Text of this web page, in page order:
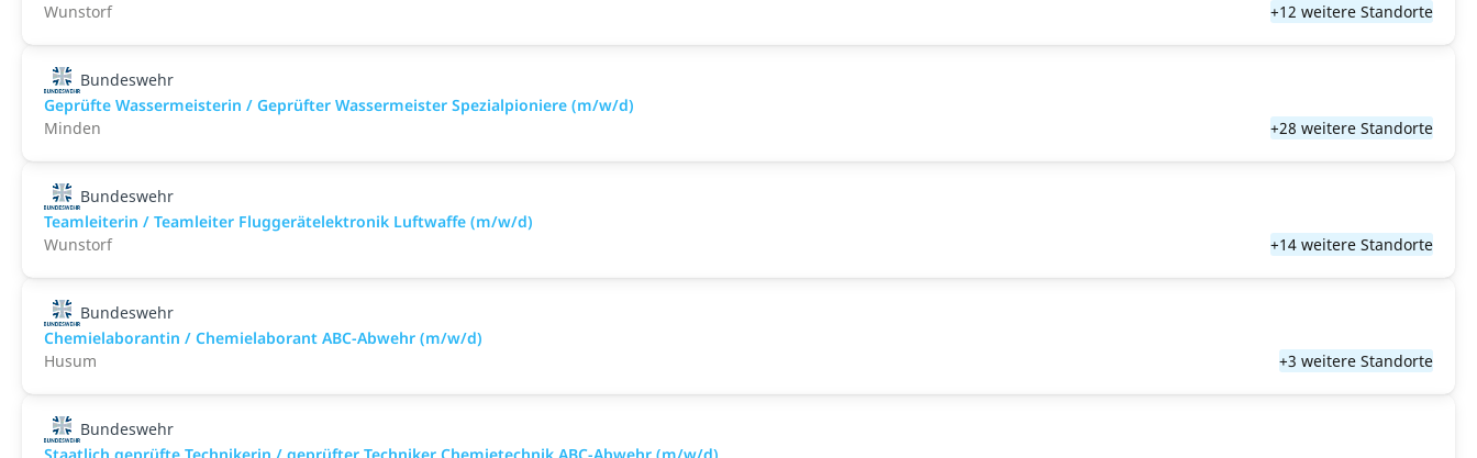
Wunstorf
+12 weitere Standorte
Bundeswehr
Geprüfte Wassermeisterin / Geprüfter Wassermeister Spezialpioniere (m/w/d)
Minden
+28 weitere Standorte
Bundeswehr
Teamleiterin / Teamleiter Fluggerätelektronik Luftwaffe (m/w/d)
Wunstorf
+14 weitere Standorte
Bundeswehr
Chemielaborantin / Chemielaborant ABC-Abwehr (m/w/d)
Husum
+3 weitere Standorte
Bundeswehr